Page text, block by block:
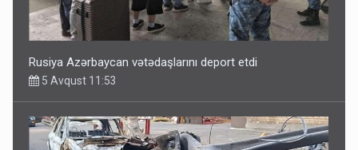
Rusiya Azərbaycan vətədaşlarını deport etdi
5 Avqust 11:53